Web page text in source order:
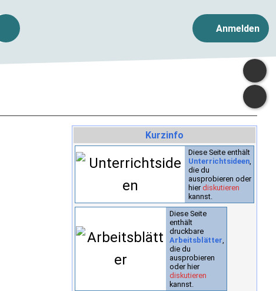
Anmelden
Kurzinfo
Diese Seite enthält
Unterrichtsideen,
die du
ausprobieren oder
hierdiskutieren
kannst.
Diese Seite
enthält
druckbare
Arbeitsblätter,
die du
ausprobieren
oder hier
diskutieren
kannst.